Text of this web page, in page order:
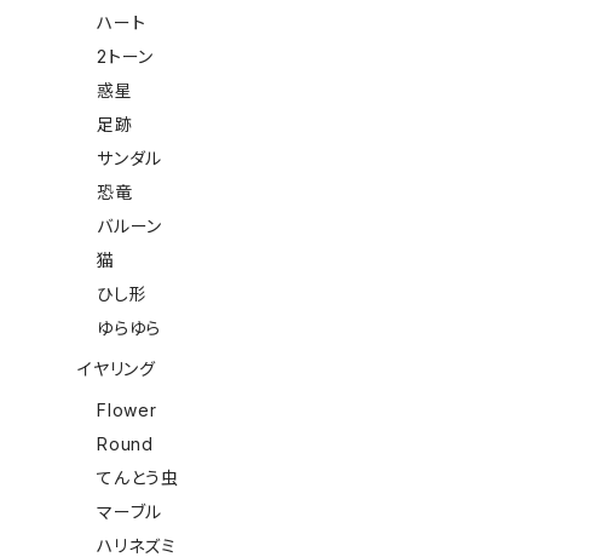
ハート
2トーン
惑星
足跡
サンダル
恐竜
バルーン
猫
ひし形
ゆらゆら
イヤリング
Flower
Round
てんとう虫
マーブル
ハリネズミ